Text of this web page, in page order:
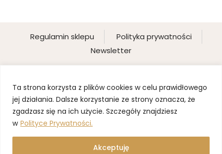
Ta strona korzysta z plików cookies w celu prawidłowego
jej działania. Dalsze korzystanie ze strony oznacza, że
zgadzasz się na ich użycie. Szczegóły znajdziesz
w Polityce Prywatności.
Akceptuję
Regulamin sklepu
Polityka prywatności
Newsletter